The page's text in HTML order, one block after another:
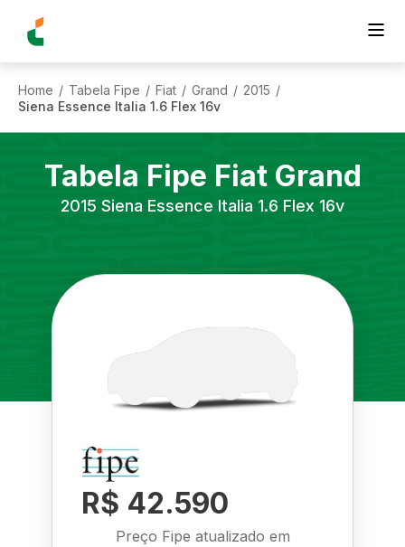
Home / Tabela Fipe / Fiat / Grand / 2015 /
Siena Essence Italia 1.6 Flex 16v
Tabela Fipe Fiat Grand
2015 Siena Essence Italia 1.6 Flex 16v
R$ 42.590
Preço Fipe atualizado em